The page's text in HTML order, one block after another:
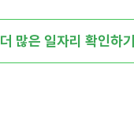
더 많은 일자리 확인하기